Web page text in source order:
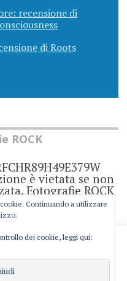
recensione di
di Roots
ROCK
è vietata se non
Fotografie ROCK
giornalistica in
senza alcuna
della legge 62 del
è direttamente
negli articoli e
your experience. We'll
can opt-out if you wish.
Continuando a utilizzare
dei cookie, leggi qui: